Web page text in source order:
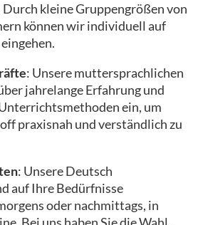
Durch kleine Gruppengrößen von
können wir individuell auf
: Unsere muttersprachlichen
jahrelange Erfahrung und
ein, um
praxisnah und verständlich zu
: Unsere Deutsch
auf Ihre Bedürfnisse
oder nachmittags, in